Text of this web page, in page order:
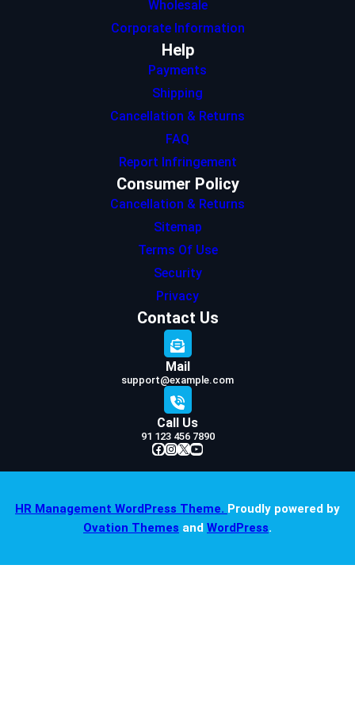
Wholesale
Corporate Information
Help
Payments
Shipping
Cancellation & Returns
FAQ
Report Infringement
Consumer Policy
Cancellation & Returns
Sitemap
Terms Of Use
Security
Privacy
Contact Us
Mail
support@example.com
Call Us
91 123 456 7890
Facebook InstagramX YouTube
HR Management WordPress Theme. Proudly powered by
Ovation Themes and WordPress.